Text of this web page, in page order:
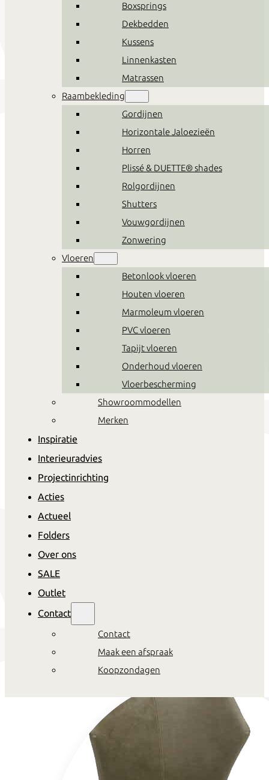
Boxsprings
Dekbedden
Kussens
Linnenkasten
Matrassen
Raambekleding
Gordijnen
Horizontale Jaloezieën
Horren
Plissé & DUETTE® shades
Rolgordijnen
Shutters
Vouwgordijnen
Zonwering
Vloeren
Betonlook vloeren
Houten vloeren
Marmoleum vloeren
PVC vloeren
Tapijt vloeren
Onderhoud vloeren
Vloerbescherming
Showroommodellen
Merken
Inspiratie
Interieuradvies
Projectinrichting
Acties
Actueel
Folders
Over ons
SALE
Outlet
Contact
Contact
Maak een afspraak
Koopzondagen